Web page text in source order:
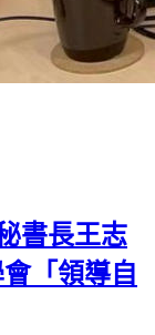
書長王志
「領導自